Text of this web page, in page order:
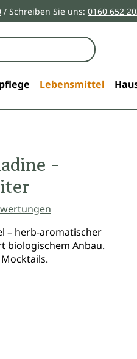
/ Schreiben Sie uns: 0160 652
Lebensmittel
-
– herb-aromatischer
biologischem Anbau.